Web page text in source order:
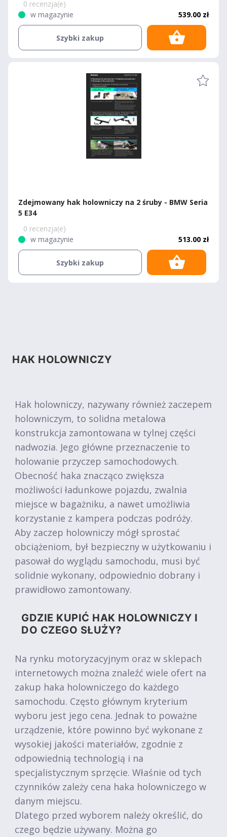
0 recenzja(e)
w magazynie
539.00 zł
Szybki zakup
Zdejmowany hak holowniczy na 2 śruby - BMW Seria
5 E34
0 recenzja(e)
w magazynie
513.00 zł
Szybki zakup
HAK HOLOWNICZY
Hak holowniczy, nazywany również zaczepem
holowniczym, to solidna metalowa
konstrukcja zamontowana w tylnej części
nadwozia. Jego główne przeznaczenie to
holowanie przyczep samochodowych.
Obecność haka znacząco zwiększa
możliwości ładunkowe pojazdu, zwalnia
miejsce w bagażniku, a nawet umożliwia
korzystanie z kampera podczas podróży.
Aby zaczep holowniczy mógł sprostać
obciążeniom, był bezpieczny w użytkowaniu i
pasował do wyglądu samochodu, musi być
solidnie wykonany, odpowiednio dobrany i
prawidłowo zamontowany.
GDZIE KUPIĆ HAK HOLOWNICZY I
DO CZEGO SŁUŻY?
Na rynku motoryzacyjnym oraz w sklepach
internetowych można znaleźć wiele ofert na
zakup haka holowniczego do każdego
samochodu. Często głównym kryterium
wyboru jest jego cena. Jednak to poważne
urządzenie, które powinno być wykonane z
wysokiej jakości materiałów, zgodnie z
odpowiednią technologią i na
specjalistycznym sprzęcie. Właśnie od tych
czynników zależy cena haka holowniczego w
danym miejscu.
Dlatego przed wyborem należy określić, do
czego będzie używany. Można go